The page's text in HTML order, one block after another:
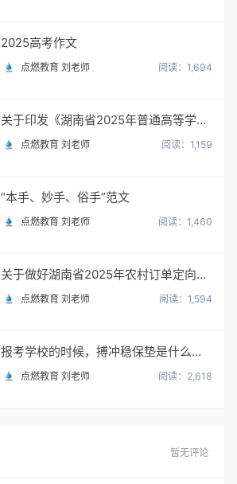
2025高考作文
点燃教育 刘老师 阅读：1,694
关于印发《湖南省2025年普通高等学校招生网上填报志愿工作实施方案》的通知
点燃教育 刘老师 阅读：1,159
“本手、妙手、俗手”范文
点燃教育 刘老师 阅读：1,460
关于做好湖南省2025年农村订单定向免费本科医学生招生培养工作的通知
点燃教育 刘老师 阅读：1,594
报考学校的时候，搏冲稳保垫是什么意思？怎么填？
点燃教育 刘老师 阅读：2,618
暂无评论